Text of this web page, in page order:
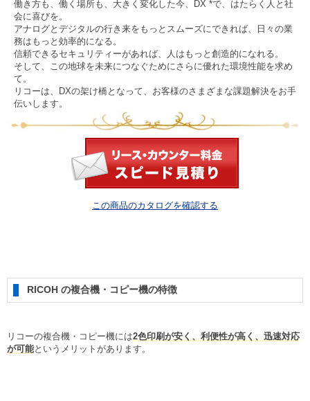
働き方も、働く場所も、大きく変化した今、DX *で、はたらく人と社
会に喜びを。
アナログとデジタルの行き来をもっとスムーズにできれば、日々の業
務はもっと効率的になる。
信頼できるセキュリティーがあれば、人はもっと創造的になれる。
そして、この地球を未来につなぐためにさらに優れた環境性能を求め
て。
リコーは、DXの架け橋となって、お客様のさまざまな課題解決をお手
伝いします。
この商品のカタログを確認する
RICOH の複合機・コピー機の特徴
リコーの複合機・コピー機には2色印刷が安く、利便性が高く、迅速対応
が可能というメリットがあります。